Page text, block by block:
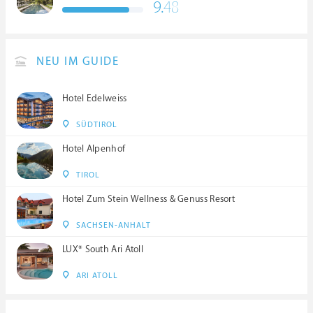
9.48
NEU IM GUIDE
Hotel Edelweiss
SÜDTIROL
Hotel Alpenhof
TIROL
Hotel Zum Stein Wellness & Genuss Resort
SACHSEN-ANHALT
LUX* South Ari Atoll
ARI ATOLL